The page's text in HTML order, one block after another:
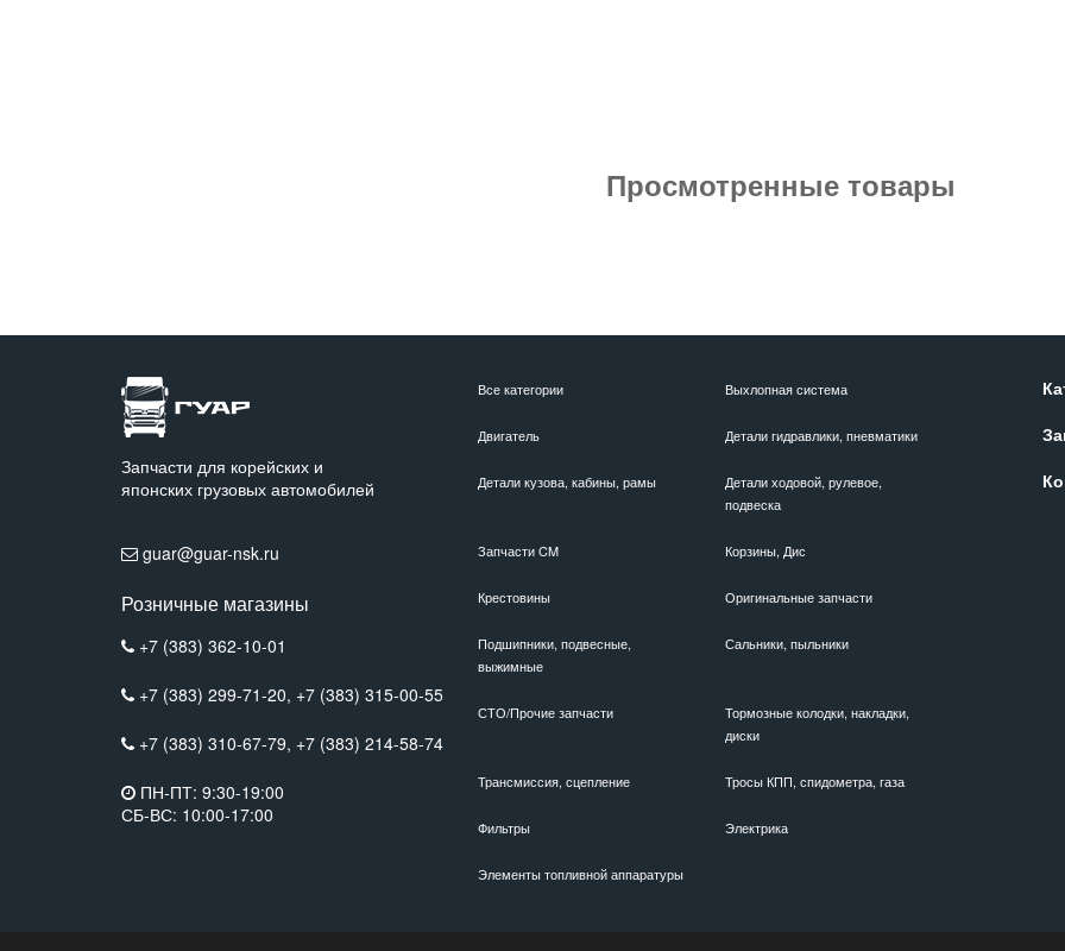
Просмотренные товары
Запчасти для корейских и
японских грузовых автомобилей
guar@guar-nsk.ru
Розничные магазины
+7 (383) 362-10-01
+7 (383) 299-71-20, +7 (383) 315-00-55
+7 (383) 310-67-79, +7 (383) 214-58-74
ПН-ПТ: 9:30-19:00
СБ-ВС: 10:00-17:00
Все категории Выхлопная система
Двигатель Детали гидравлики, пневматики
Детали кузова, кабины, рамы
Детали ходовой, рулевое,
подвеска
Запчасти CM Корзины, Дис
Крестовины Оригинальные запчасти
Подшипники, подвесные,
выжимные
Сальники, пыльники
СТО/Прочие запчасти
Тормозные колодки, накладки,
диски
Трансмиссия, сцепление Тросы КПП, спидометра, газа
Фильтры Электрика
Элементы топливной аппаратуры